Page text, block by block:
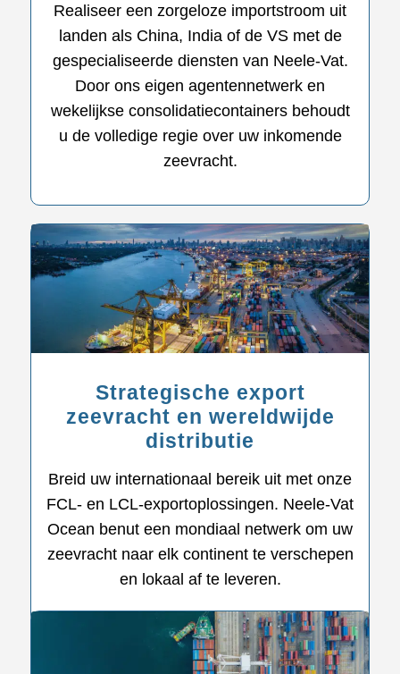
Realiseer een zorgeloze importstroom uit
landen als China, India of de VS met de
gespecialiseerde diensten van Neele-Vat.
Door ons eigen agentennetwerk en
wekelijkse consolidatiecontainers behoudt
u de volledige regie over uw inkomende
zeevracht.
Strategische export
zeevracht en wereldwijde
distributie
Breid uw internationaal bereik uit met onze
FCL- en LCL-exportoplossingen. Neele-Vat
Ocean benut een mondiaal netwerk om uw
zeevracht naar elk continent te verschepen
en lokaal af te leveren.